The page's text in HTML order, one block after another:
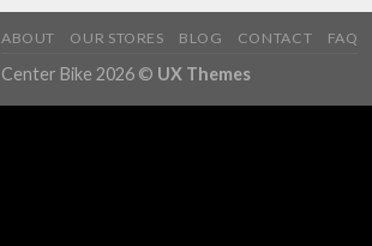
ABOUT OUR STORES BLOG CONTACT FAQ
Center Bike 2026 © UX Themes